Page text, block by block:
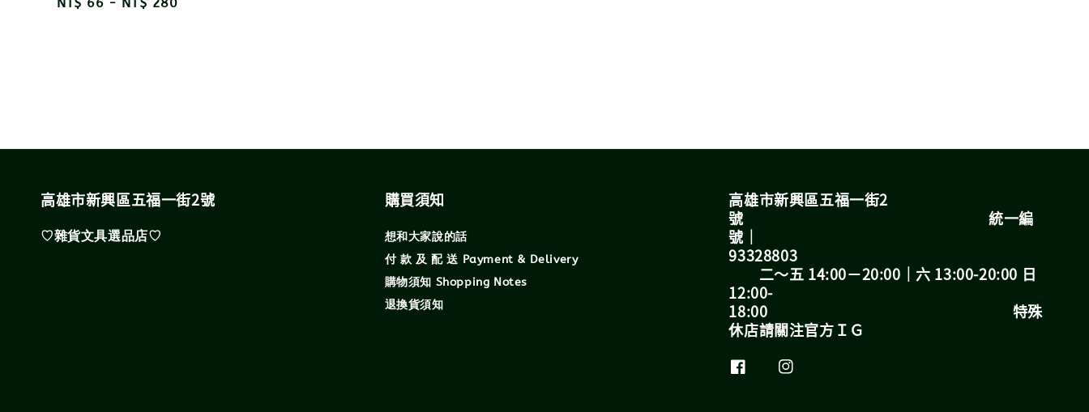
高雄市新興區五福一街2號
♡雜貨文具選品店♡
購買須知
想和大家說的話
付 款 及 配 送 Payment & Delivery
購物須知 Shopping Notes
退換貨須知
高雄市新興區五福一街2
號 統一編
號｜
93328803
二～五 14:00－20:00｜六 13:00-20:00 日
12:00-
18:00 特殊
休店請關注官方ＩＧ